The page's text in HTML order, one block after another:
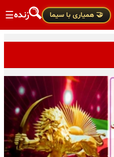
🤝 همیاری با سیما زنده☰